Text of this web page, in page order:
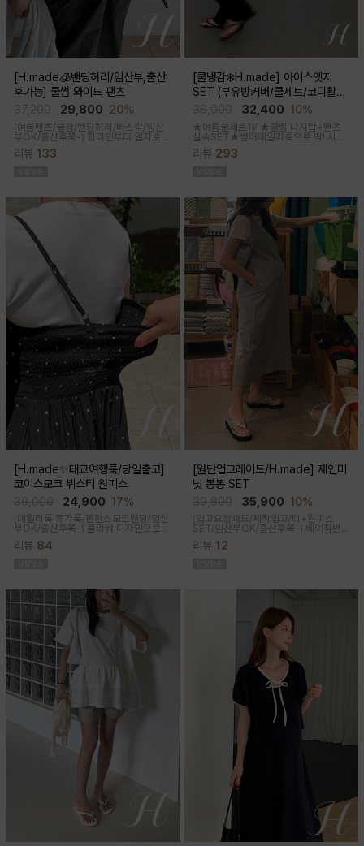
[H.made🧊밴딩허리/임산부,출산
후가능] 쿨썸 와이드 팬츠
29,800 20%
(여름팬츠/쿨감/밴딩허리/바스락/임산
부OK/출산후쭉-) 힙라인부터 일자로
툭-하고 떨어지는 와이드라인으로 체형
이 크게 드러나지않아요 데일리룩으로
리뷰 133
[쿨냉감❄️H.made] 아이스엣지
SET (부유방커버/쿨세트/코디활용
굿/출근룩,데일리룩)
32,400 10%
★여름쿨세트1위★쿨링 나시탑+팬츠
실속SET★썸머데일리룩으로 딱! 시원
한 감촉에 신축성 좋고 통기성쿨링원단
으로 한여름까지 가뿐하게~!
리뷰 293
[H.made✨태교여행룩/당일출고]
코이스모크 뷔스티 원피스
24,900 17%
(데일리룩,휴가룩/편한스모크밴딩/임산
부OK/출산후쭉-) 플라워 디자인으로
여성스러워 소장욕구를 업시켜주는 뷔
스티에 원피스랍니다
리뷰 84
[원단업그레이드/H.made] 제인미
닛 봉봉 SET
35,900 10%
(입고요청쇄도/제작입고/티+원피스
SET/임산부OK/출산후쭉-) 베이직반팔
과 나시 원피스 세트 구성으로 가성비세
트로 탄탄한 코튼원단으로 부드럽고 내
리뷰 12